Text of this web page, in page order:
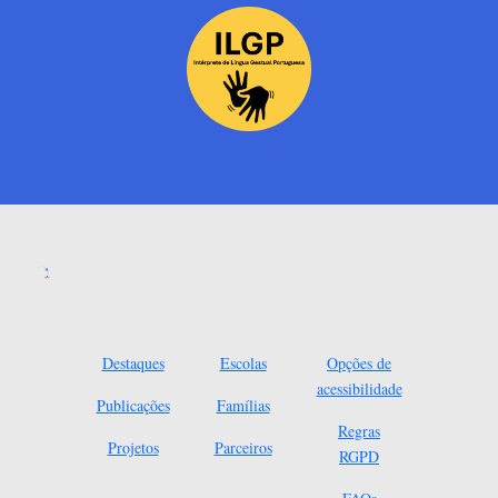
Destaques
Publicações
Projetos
Escolas
Famílias
Parceiros
Opções de
acessibilidade
Regras
RGPD